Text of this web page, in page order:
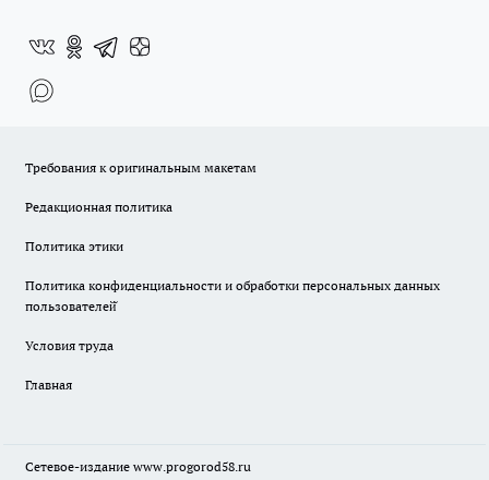
Требования к оригинальным макетам
Редакционная политика
Политика этики
Политика конфиденциальности и обработки персональных данных
пользователей̆
Условия труда
Главная
Сетевое-издание www.progorod58.ru